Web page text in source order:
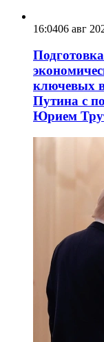
16:0406 авг
ключевых
Путина с
Юрием